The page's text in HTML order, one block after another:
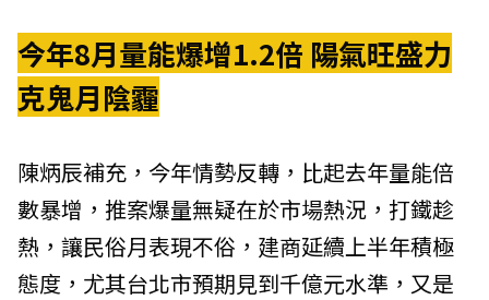
今年8月量能爆增1.2倍 陽氣旺盛力
克鬼月陰霾
陳炳辰補充，今年情勢反轉，比起去年量能倍
數暴增，推案爆量無疑在於市場熱況，打鐵趁
熱，讓民俗月表現不俗，建商延續上半年積極
態度，尤其台北市預期見到千億元水準，又是